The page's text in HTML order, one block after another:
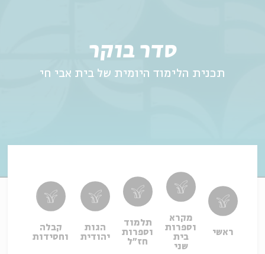
סדר בוקר
תכנית הלימוד היומית של בית אבי חי
ראשי
מקרא
וספרות
בית
שני
תלמוד
וספרות
חז"ל
הגות
יהודית
קבלה
וחסידות